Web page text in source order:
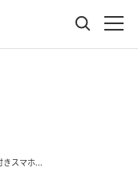
きスマホ...